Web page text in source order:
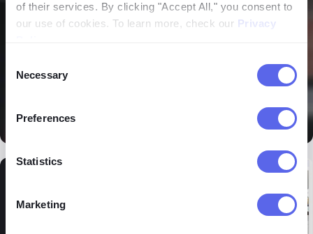
of their services. By clicking "Accept All," you consent to
our use of cookies. To learn more, check our Privacy
Selection
Necessary
Preferences
Statistics
Marketing